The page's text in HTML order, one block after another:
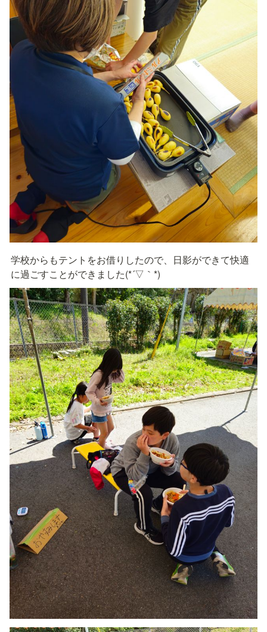
学校からもテントをお借りしたので、日影ができて快適
に過ごすことができました(*´▽｀*)